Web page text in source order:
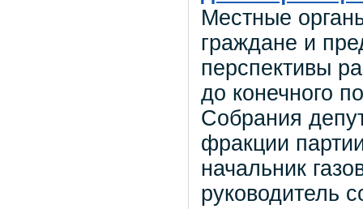
Местные
граждане и
перспективы
до конечного
Собрания
фракции
начальник
руководитель